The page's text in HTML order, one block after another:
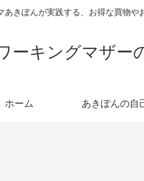
あきぽんが実践する、お得な買物や
ーキングマザー
ホーム あきぽんの自